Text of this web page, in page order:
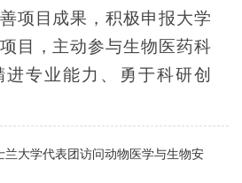
项目成果，积极申报大学
目，主动参与生物医药科
专业能力、勇于科研创
兰大学代表团访问动物医学与生物安